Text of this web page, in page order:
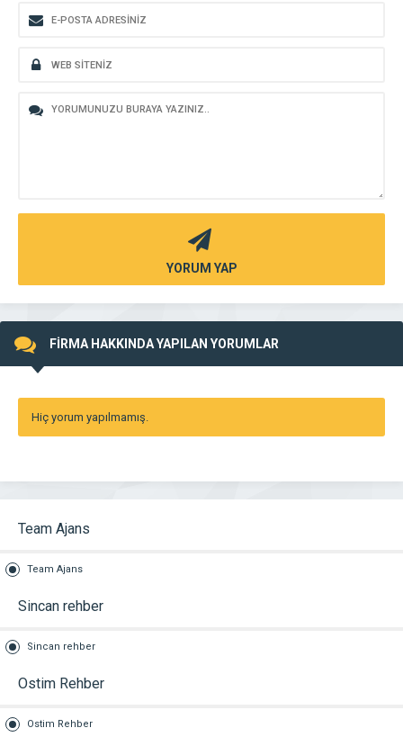
YORUM YAP
FİRMA HAKKINDA YAPILAN YORUMLAR
Hiç yorum yapılmamış.
Team Ajans
Team Ajans
Sincan rehber
Sincan rehber
Ostim Rehber
Ostim Rehber